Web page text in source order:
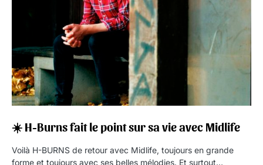
☀️ H-Burns fait le point sur sa vie avec Midlife
Voilà H-BURNS​ de retour avec Midlife, toujours en grande
forme et toujours avec ses belles mélodies. Et surtout…